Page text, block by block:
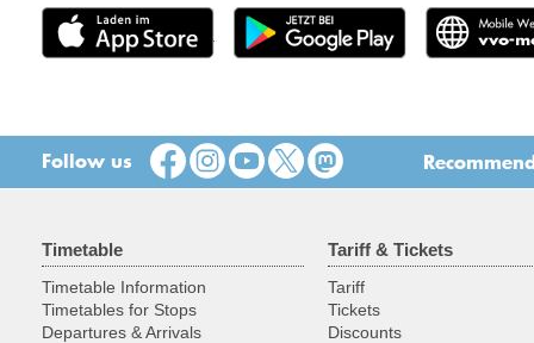
Follow us
Timetable
Timetable Information
Timetables for Stops
Departures & Arrivals
Tariff & Tickets
Tariff
Tickets
Discounts